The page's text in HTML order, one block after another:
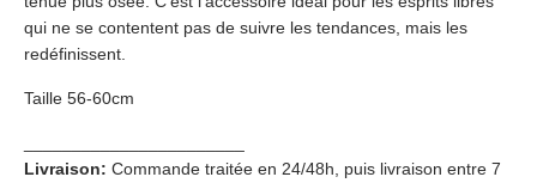
qui ne se contentent pas de suivre les tendances, mais les
redéfinissent.
Taille 56-60cm
Livraison: Commande traitée en 24/48h, puis livraison entre 7